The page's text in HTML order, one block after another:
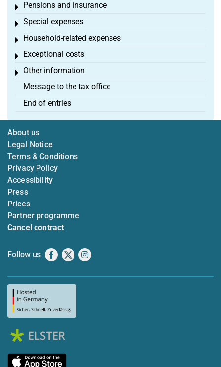
Pensions and insurance
Toggle menu
Special expenses
Toggle menu
Household-related expenses
Toggle menu
Exceptional costs
Toggle menu
Other information
Toggle menu
Message to the tax office
End of entries
About us
Legal Notice
Terms & Conditions
Privacy Policy
Accessibility
Press
Prices
Partner programme
Cancel contract
Follow us Facebook
X Instagram